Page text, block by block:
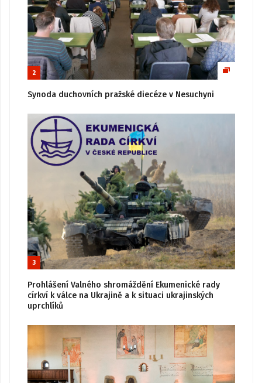
2
Synoda duchovních pražské diecéze v Nesuchyni
3
Prohlášení Valného shromáždění Ekumenické rady
církví k válce na Ukrajině a k situaci ukrajinských
uprchlíků